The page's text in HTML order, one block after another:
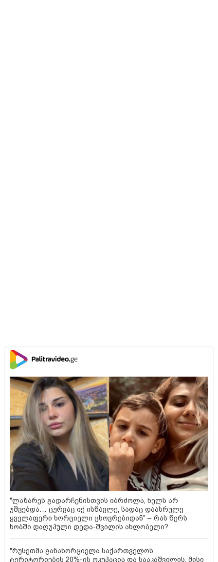
"ლაზარეს გადარჩენისთვის იბრძოლა, ხელს არ
უშვებდა… ცურვაც იქ ისწავლე, სადაც დაასრულე
ყველაფერი ხორციელი ცხოვრებიდან" – რას წერს
ხობში დაღუპული დედა-შვილის ახლობელი?
"რუსეთმა განახორციელა საქართველოს
ტერიტორიების 20%-ის ოკუპაცია და სააკაშვილის, მისი